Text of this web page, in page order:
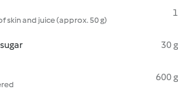
skin and juice (approx. 50 g)
1
30 g
600 g